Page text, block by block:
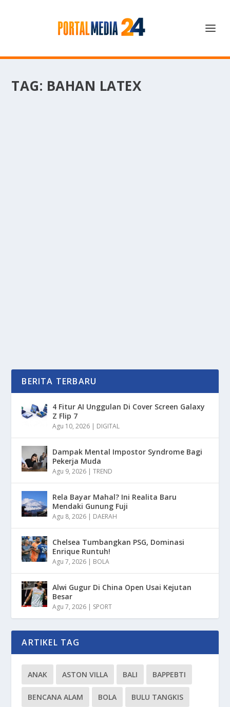
TAG: BAHAN LATEX
BERITA TERBARU
4 Fitur AI Unggulan Di Cover Screen Galaxy
Z Flip 7
Agu 10, 2026 | DIGITAL
Dampak Mental Impostor Syndrome Bagi
Pekerja Muda
Agu 9, 2026 |TREND
Rela Bayar Mahal? Ini Realita Baru
Mendaki Gunung Fuji
Agu 8, 2026 | DAERAH
Chelsea Tumbangkan PSG, Dominasi
Enrique Runtuh!
Agu 7, 2026 | BOLA
Alwi Gugur Di China Open Usai Kejutan
Besar
Agu 7, 2026 | SPORT
ARTIKEL TAG
ANAK ASTON VILLA BALI BAPPEBTI
BENCANA ALAM BOLA BULU TANGKIS